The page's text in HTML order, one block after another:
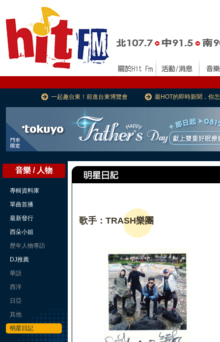
一起趣台東！前進台東博覽會 最HOT的即時新聞，你
音樂 / 人物
專輯資料庫
單曲首播
最新發行
西朵小姐
歷年人物專訪
DJ推薦
華語
西洋
日亞
其他
明星日記
歌手：TRASH樂團